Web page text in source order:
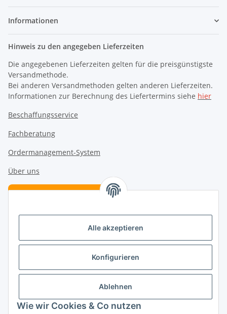
Alle akzeptieren
Konfigurieren
Ablehnen
Wie wir Cookies & Co nutzen
Informationen
Hinweis zu den angegeben Lieferzeiten
Die angegebenen Lieferzeiten gelten für die preisgünstigste
Versandmethode.
Bei anderen Versandmethoden gelten anderen Lieferzeiten.
Informationen zur Berechnung des Liefertermins siehe hier
Beschaffungsservice
Fachberatung
Ordermanagement-System
Über uns
Verträge hier kündigen
Vertrag widerrufen